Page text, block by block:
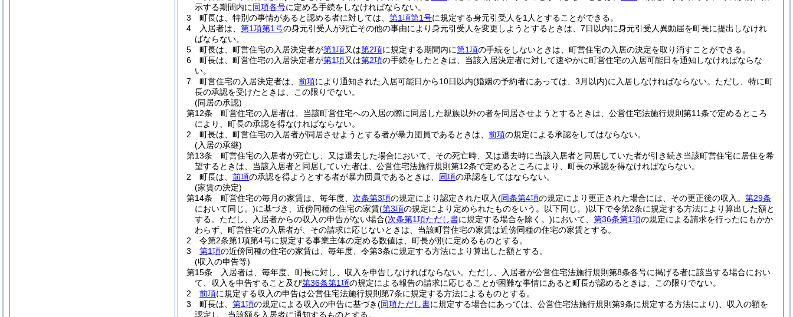
示する期間内に同項各号に定める手続をしなければならない。
3
町長は、特別の事情があると認める者に対しては、 第1項第1号に規定する身元引受人を1人とすることができる。
4
入居者は、 第1項第1号の身元引受人が死亡その他の事由により身元引受人を変更しようとするときは、7日以内に身元引受人異動届を町長に提出しなけれ
ばならない。
5
町長は、町営住宅の入居決定者が第1項又は第2項に規定する期間内に第1項の手続をしないときは、町営住宅の入居の決定を取り消すことができる。
6
町長は、町営住宅の入居決定者が第1項又は第2項の手続をしたときは、当該入居決定者に対して速やかに町営住宅の入居可能日を通知しなければならな
い。
7
町営住宅の入居決定者は、 前項により通知された入居可能日から10日以内(婚姻の予約者にあっては、3月以内)に入居しなければならない。 ただし、特に町
長の承認を受けたときは、この限りでない。
(同居の承認)
第12条
町営住宅の入居者は、当該町営住宅への入居の際に同居した親族以外の者を同居させようとするときは、公営住宅法施行規則第11条で定めるところ
により、町長の承認を得なければならない。
2
町長は、町営住宅の入居者が同居させようとする者が暴力団員であるときは、 前項の規定による承認をしてはならない。
(入居の承継)
第13条
町営住宅の入居者が死亡し、又は退去した場合において、その死亡時、又は退去時に当該入居者と同居していた者が引き続き当該町営住宅に居住を希
望するときは、当該入居者と同居していた者は、公営住宅法施行規則第12条で定めるところにより、町長の承認を得なければならない。
2
町長は、 前項の承認を得ようとする者が暴力団員であるときは、 同項の承認をしてはならない。
(家賃の決定)
第14条
町営住宅の毎月の家賃は、毎年度、 次条第3項の規定により認定された収入(同条第4項の規定により更正された場合には、その更正後の収入。 第29条
において同じ。)に基づき、近傍同種の住宅の家賃(第3項の規定により定められたものをいう。以下同じ。)以下で令第2条に規定する方法により算出した額と
する。 ただし、入居者からの収入の申告がない場合(次条第1項ただし書に規定する場合を除く。)において、 第36条第1項の規定による請求を行ったにもかか
わらず、町営住宅の入居者が、その請求に応じないときは、当該町営住宅の家賃は近傍同種の住宅の家賃とする。
2
令第2条第1項第4号に規定する事業主体の定める数値は、町長が別に定めるものとする。
3
第1項の近傍同種の住宅の家賃は、毎年度、令第3条に規定する方法により算出した額とする。
(収入の申告等)
第15条
入居者は、毎年度、町長に対し、収入を申告しなければならない。 ただし、入居者が公営住宅法施行規則第8条各号に掲げる者に該当する場合におい
て、収入を申告すること及び第36条第1項の規定による報告の請求に応じることが困難な事情にあると町長が認めるときは、この限りでない。
2
前項に規定する収入の申告は公営住宅法施行規則第7条に規定する方法によるものとする。
3
町長は、 第1項の規定による収入の申告に基づき(同項ただし書に規定する場合にあっては、公営住宅法施行規則第9条に規定する方法により) 、収入の額を
認定し、当該額を入居者に通知するものとする。